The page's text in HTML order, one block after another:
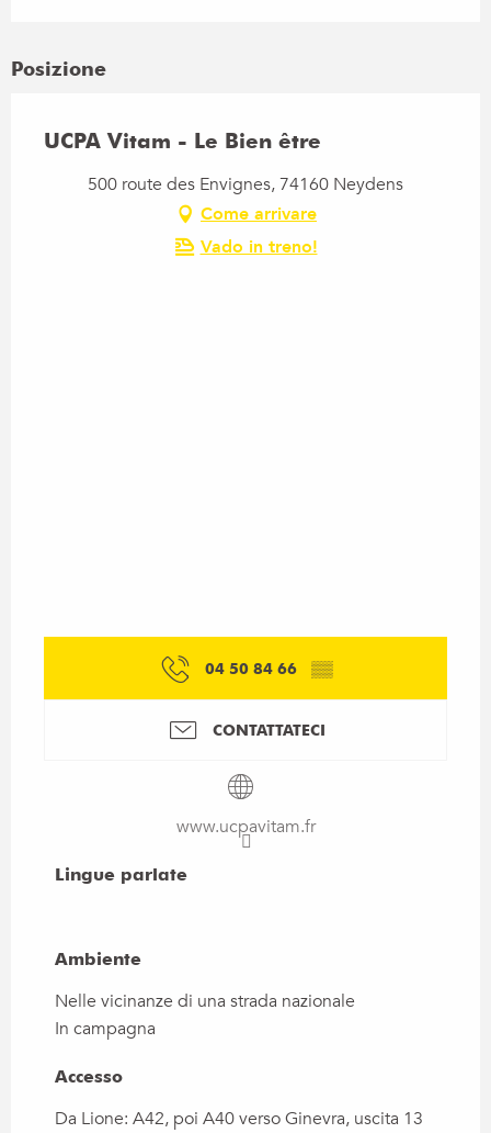
Posizione
UCPA Vitam - Le Bien être
500 route des Envignes, 74160 Neydens
Come arrivare
Vado in treno!
04 50 84 66 ▒▒
CONTATTATECI
www.ucpavitam.fr
Lingue parlate
Lingue parlate
Ambiente
Ambiente
Nelle vicinanze di una strada nazionale
In campagna
Accesso
Accesso
Da Lione: A42, poi A40 verso Ginevra, uscita 13